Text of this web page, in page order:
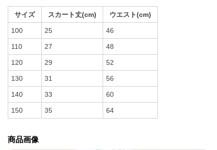
サイズ スカート丈(cm) ウエスト(cm)
100 25 46
110 27 48
120 29 52
130 31 56
140 33 60
150 35 64
商品画像